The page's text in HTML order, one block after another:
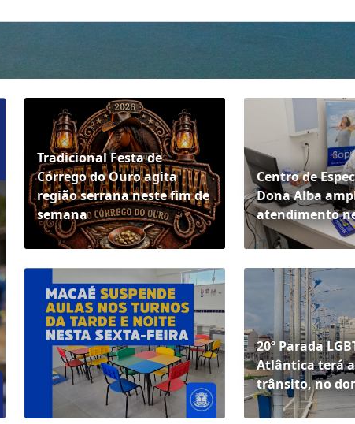
Tradicional Festa de
Córrego do Ouro agita
região serrana neste fim de
semana
Centro de
Dona Alba
atendimento
20º Parada
Atlântica terá
trânsito, no